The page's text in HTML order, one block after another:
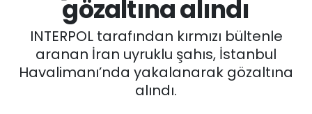
gözaltına alındı
INTERPOL tarafından kırmızı bültenle
aranan İran uyruklu şahıs, İstanbul
Havalimanı’nda yakalanarak gözaltına
alındı.
SİYASET
EĞİTİM
Tüm Manşetler
Son Dakika Haberleri